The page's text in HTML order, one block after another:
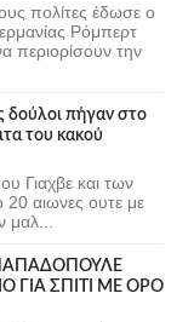
πολίτες έδωσε ο
Ρόμπερτ
περιορίσουν την
δούλοι πήγαν στο
του κακού
Γιαχβε και των
αιωνες ουτε με
μαλ...
ΠΑΠΑΔΟΠΟΥΛΕ
ΓΙΑ ΣΠΙΤΙ ΜΕ ΟΡΟ